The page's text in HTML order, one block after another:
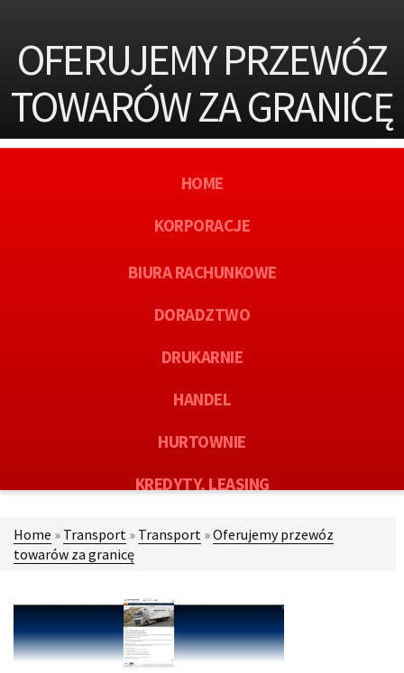
OFERUJEMY PRZEWÓZ
TOWARÓW ZA GRANICĘ
HOME
KORPORACJE
BIURA RACHUNKOWE
DORADZTWO
DRUKARNIE
HANDEL
HURTOWNIE
KREDYTY, LEASING
OFERTY PRACY
BANKI, PRZELEWY, WALUTY, KANTORY
USŁUGI BUDOWLANE
Home » Transport » Transport »Oferujemy przewóz
towarów za granicę